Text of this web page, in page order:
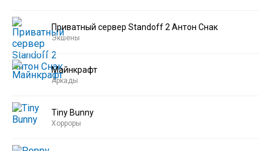
Приватный сервер Standoff 2 Антон Снак
Экшены
Майнкрафт
Аркады
Tiny Bunny
Хорроры